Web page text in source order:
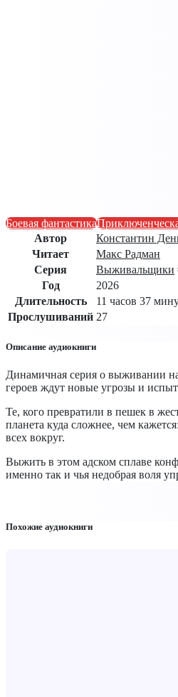
Боевая фантастика
Автор
Константин
Читает
Макс Радман
Серия
Выживальщики
Год
2026
Длительность
11 часов 37
Прослушиваний 27
Описание аудиокниги
Динамичная серия о выживании
героев ждут новые угрозы и
Те, кого превратили в пешек в
планета куда сложнее, чем
всех вокруг.
Выжить в этом адском сплаве
именно так и чья недобрая воля
Похожие аудиокниги